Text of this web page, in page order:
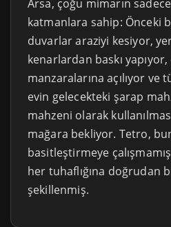
Arsa, çoğu mimarın
katmanlara sahip: Önceki
duvarlar araziyi kesiyor,
kenarlardan baskı
manzaralarına açılıyor ve
evin gelecekteki şarap
mahzeni olarak
mağara bekliyor. Tetro,
basitleştirmeye
her tuhaflığına doğrudan
şekillenmiş.